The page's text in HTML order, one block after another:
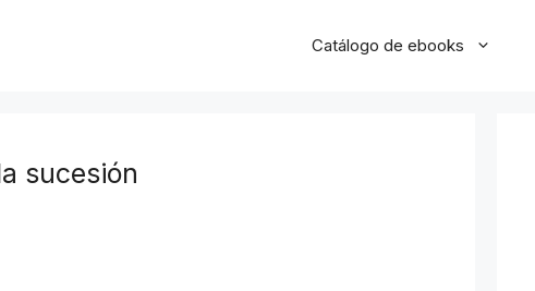
Catálogo de ebooks
sucesión